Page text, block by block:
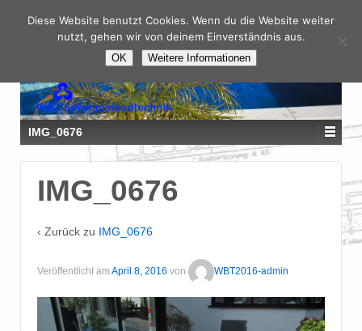
IMG_0676
IMG_0676
‹ Zurück zu IMG_0676
Veröffentlicht am April 8, 2016 von WBT2016-admin
Diese Website benutzt Cookies. Wenn du die Website weiter
nutzt, gehen wir von deinem Einverständnis aus.
OK Weitere Informationen